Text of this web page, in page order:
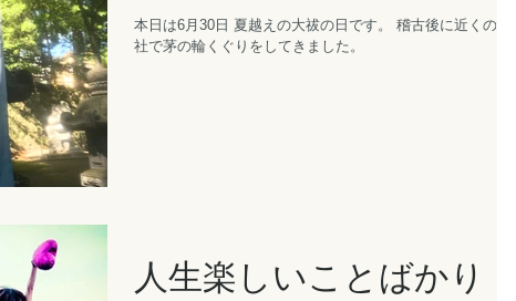
本日は6月30日 夏越えの大祓の日です。 稽古後に近くの神
社で茅の輪くぐりをしてきました。
人生楽しいことばかり